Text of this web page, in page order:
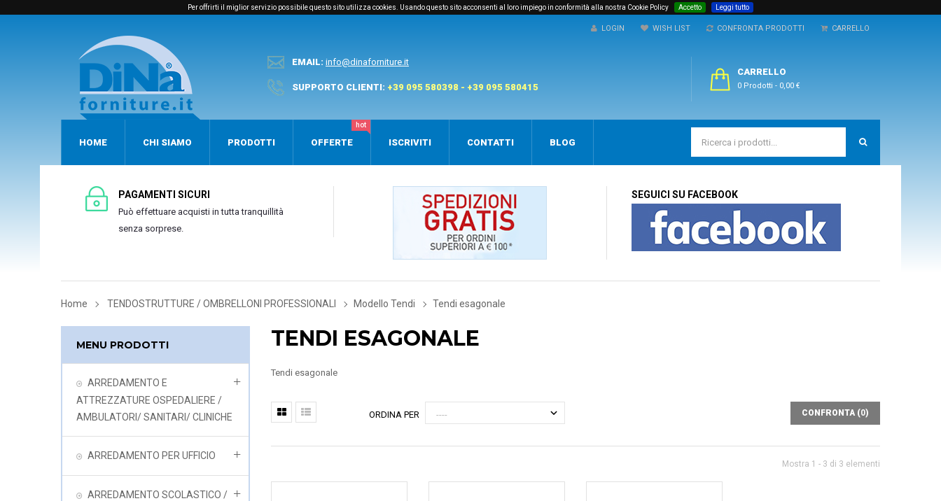
Per offrirti il miglior servizio possibile questo sito utilizza cookies. Usando questo sito acconsenti al loro impiego in conformità alla nostra Cookie Policy Accetto Leggi tutto
LOGIN WISH LIST CONFRONTA PRODOTTI CARRELLO
EMAIL: info@dinaforniture.it
SUPPORTO CLIENTI: +39 095 580398 - +39 095 580415
CARRELLO
0 Prodotti - 0,00 €
HOME CHI SIAMO PRODOTTI OFFERTE
hot
ISCRIVITI CONTATTI BLOG
PAGAMENTI SICURI
Può effettuare acquisti in tutta tranquillità
senza sorprese.
SEGUICI SU FACEBOOK
Home TENDOSTRUTTURE / OMBRELLONI PROFESSIONALI Modello Tendi Tendi esagonale
MENU PRODOTTI
ARREDAMENTO E
ATTREZZATURE OSPEDALIERE /
AMBULATORI/ SANITARI/ CLINICHE
ARREDAMENTO PER UFFICIO
ARREDAMENTO SCOLASTICO /
TENDI ESAGONALE
Tendi esagonale
ORDINA PER CONFRONTA (0)
Mostra 1 - 3 di 3 elementi